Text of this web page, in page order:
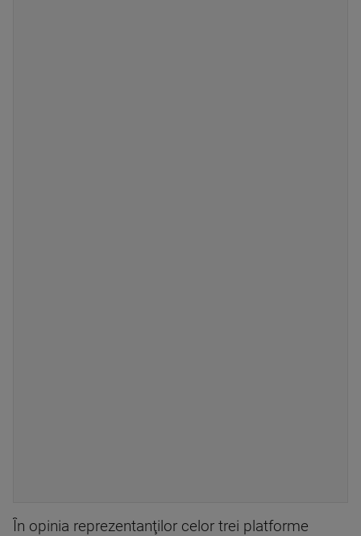
În opinia reprezentanţilor celor trei platforme